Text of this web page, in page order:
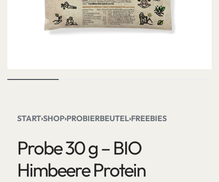
START›SHOP›PROBIERBEUTEL›FREEBIES
Probe 30 g – BIO
Himbeere Protein